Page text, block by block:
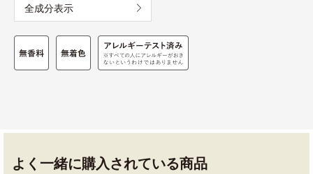
全成分表示
よく一緒に購入されている商品